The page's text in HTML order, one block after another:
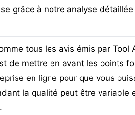
grâce à notre analyse
tous les avis émis par Tool
de mettre en avant les points
en ligne pour que vous
la qualité peut être variable